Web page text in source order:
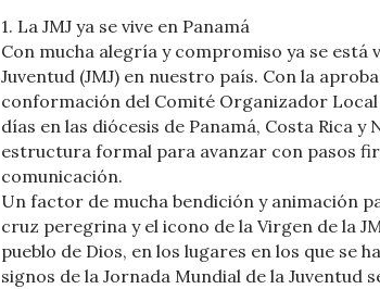
1. La JMJ ya se vive en Panamá
Con mucha alegría y compromiso ya se está
Juventud (JMJ) en nuestro país. Con la
conformación del Comité Organizador
días en las diócesis de Panamá, Costa Rica
estructura formal para avanzar con pasos
comunicación.
Un factor de mucha bendición y animación
cruz peregrina y el icono de la Virgen de la
pueblo de Dios, en los lugares en los que se
signos de la Jornada Mundial de la Juventud